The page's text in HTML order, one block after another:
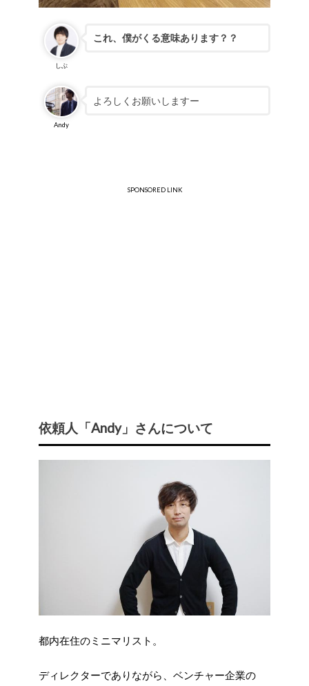
しぶ
これ、僕がくる意味あります？？
Andy
よろしくお願いしますー
SPONSORED LINK
依頼人「Andy」さんについて
都内在住のミニマリスト。
ディレクターでありながら、ベンチャー企業の